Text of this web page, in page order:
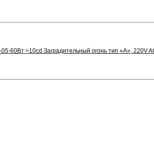
60Вт >10cd Заградительный огонь тип «А», 220V